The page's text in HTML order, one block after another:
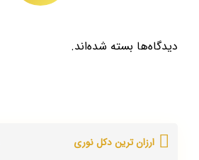
دیدگاه‌ها بسته شده‌اند.
ارزان ترین دکل نوری